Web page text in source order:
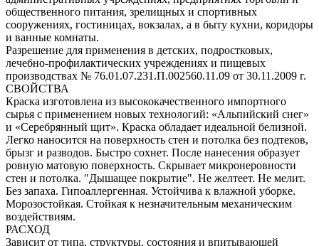
общественного питания, зрелищных и спортивных
сооружениях, гостиницах, вокзалах, а в быту кухни, коридоры
и ванные комнаты.
Разрешение для применения в детских, подростковых,
лечебно-профилактических учреждениях и пищевых
производствах № 76.01.07.231.П.002560.11.09 от 30.11.2009 г.
СВОЙСТВА
Краска изготовлена из высококачественного импортного
сырья с применением новых технологий: «Альпийский снег»
и «Серебрянный щит». Краска обладает идеальной белизной.
Легко наносится на поверхность стен и потолка без подтеков,
брызг и разводов. Быстро сохнет. После нанесения образует
ровную матовую поверхность. Скрывает микронеровности
стен и потолка. "Дышащее покрытие". Не желтеет. Не мелит.
Без запаха. Гипоаллергенная. Устойчива к влажной уборке.
Морозостойкая. Стойкая к незначительным механическим
воздействиям.
РАСХОД
Зависит от типа, структуры, состояния и впитывающей